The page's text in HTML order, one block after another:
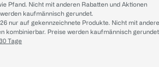
Pfand. Nicht mit anderen Rabatten und Aktionen
kaufmännisch gerundet.
nur auf gekennzeichnete Produkte. Nicht mit
kombinierbar. Preise werden kaufmännisch
Tage